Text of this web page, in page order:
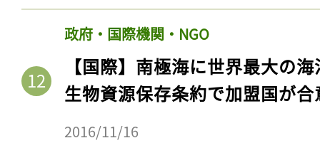
政府・国際機関・NGO
【国際】南極海に世界最大の
生物資源保存条約で加盟国が合
2016/11/16